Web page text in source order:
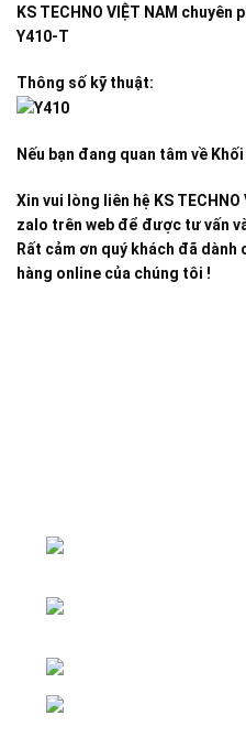
KS TECHNO VIỆT NAM chuyên
Y410-T
Thông số kỹ thuật:
Nếu bạn đang quan tâm về
Xin vui lòng liên hệ KS
zalo trên web để được tư vấn
Rất cảm ơn quý khách đã
hàng online của chúng tôi !